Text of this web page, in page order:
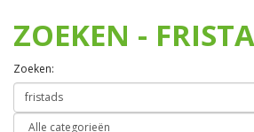
ZOEKEN -
Zoeken: